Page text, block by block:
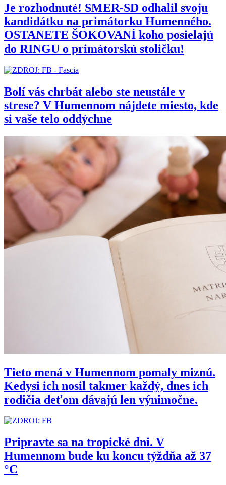
Je rozhodnuté! SMER-SD odhalil svoju
kandidátku na primátorku Humenného.
OSTANETE ŠOKOVANÍ koho posielajú
do RINGU o primátorskú stoličku!
Bolí vás chrbát alebo ste neustále v
strese? V Humennom nájdete miesto, kde
si vaše telo oddýchne
Tieto mená v Humennom pomaly miznú.
Kedysi ich nosil takmer každý, dnes ich
rodičia deťom dávajú len výnimočne.
Pripravte sa na tropické dni. V
Humennom bude ku koncu týždňa až 37
°C